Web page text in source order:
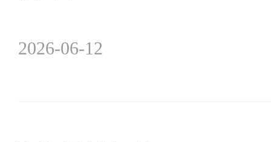
2026-06-12